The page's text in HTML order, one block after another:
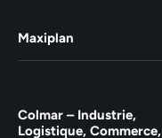
Maxiplan
Colmar – Industrie,
Logistique, Commerce,